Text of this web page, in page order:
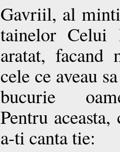
Gavriil, al
tainelor Celui
aratat, facand
cele ce aveau
bucurie
Pentru
a-ti canta tie: